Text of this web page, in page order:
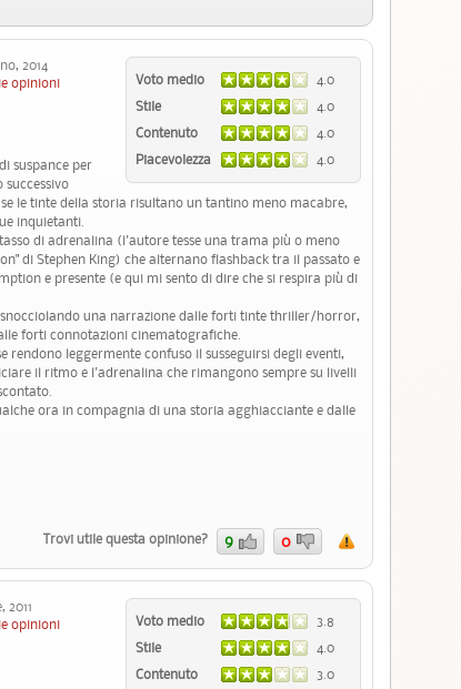
Voto medio
4.0
Stile
4.0
Contenuto
4.0
Piacevolezza
4.0
2014
opinioni
suspance per
le tinte della storia risultano un tantino meno macabre,
inquietanti.
di adrenalina (l'autore tesse una trama più o meno
di Stephen King) che alternano flashback tra il passato e
e presente (e qui mi sento di dire che si respira più di
una narrazione dalle forti tinte thriller/horror,
forti connotazioni cinematografiche.
leggermente confuso il susseguirsi degli eventi,
il ritmo e l'adrenalina che rimangono sempre su livelli
ora in compagnia di una storia agghiacciante e dalle
Trovi utile questa opinione? 9 0
Voto medio
3.8
Stile
4.0
Contenuto
3.0
opinioni